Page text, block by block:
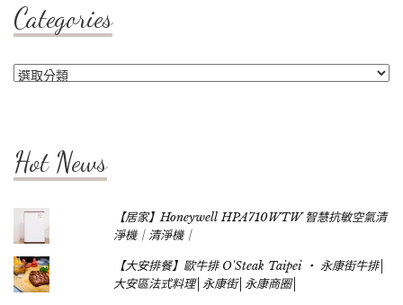
Categories
Categories
Hot News
【居家】Honeywell HPA710WTW 智慧抗敏空氣清
淨機｜清淨機｜
【大安排餐】歐牛排 O'Steak Taipei ‧ 永康街牛排│
大安區法式料理│永康街│永康商圈│